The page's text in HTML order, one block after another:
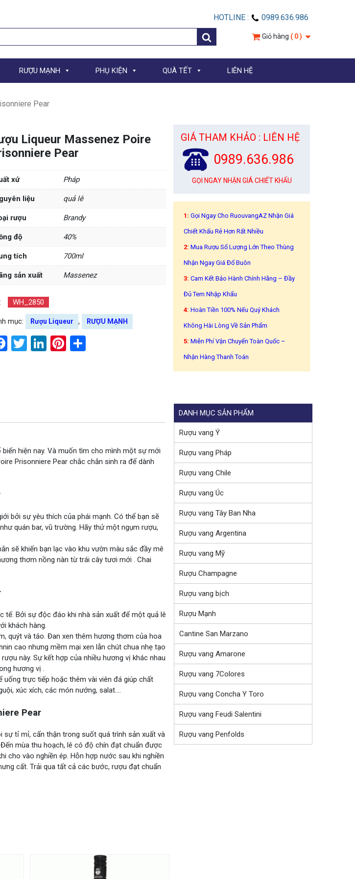
HOTLINE :
0989.636.986
Giỏ hàng ( 0 )
RƯỢU MẠNH PHỤ KIỆN QUÀ TẾT LIÊN HỆ
Pear
Liqueur Massenez Poire
Pear
xứ Pháp
liệu quả lê
rượu Brandy
độ 40%
tích 700ml
sản xuất Massenez
WH_2850
mục: Rượu Liqueur , RƯỢU MẠNH
Facebook
Twitter
LinkedIn
Pinterest
GIÁ THAM KHẢO : LIÊN HỆ
0989.636.986
GỌI NGAY NHẬN GIÁ CHIẾT KHẤU
1:Gọi Ngay Cho RuouvangAZ Nhận Giá
Chiết Khấu Rẻ Hơn Rất Nhiều
2:Mua Rượu Số Lượng Lớn Theo Thùng
Nhận Ngay Giá Đổ Buôn
3: Cam Kết Bảo Hành Chính Hãng – Đầy
Đủ Tem Nhập Khẩu
4:Hoàn Tiền 100% Nếu Quý Khách
Không Hài Lòng Về Sản Phẩm
5: Miễn Phí Vận Chuyển Toàn Quốc –
Nhận Hàng Thanh Toán
hiện nay. Và muốn tìm cho mình một sự mới
Prisonniere Pear chắc chắn sinh ra để dành
bởi sự yêu thích của phái mạnh. Có thể bạn sẽ
quán bar, vũ trường. Hãy thử một ngụm rượu,
sẽ khiến bạn lạc vào khu vườn màu sắc đầy mê
thơm nồng nàn từ trái cây tươi mới . Chai
Bởi sự độc đáo khi nhà sản xuất để một quả lê
khách hàng.
quýt và táo. Đan xen thêm hương thơm của hoa
cao nhưng mềm mại xen lẫn chút chua nhẹ tạo
này. Sự kết hợp của nhiều hương vị khác nhau
hương vị .
uống trực tiếp hoặc thêm vài viên đá giúp chất
xúc xích, các món nướng, salat….
Pear
tỉ mỉ, cẩn thận trong suốt quá trình sản xuất và
mùa thu hoạch, lê có độ chín đạt chuẩn được
cho vào nghiền ép. Hỗn hợp nước sau khi nghiền
cất. Trải qua tất cả các bước, rượu đạt chuẩn
DANH MỤC SẢN PHẨM
Rượu vang Ý
Rượu vang Pháp
Rượu vang Chile
Rượu vang Úc
Rượu vang Tây Ban Nha
Rượu vang Argentina
Rượu vang Mỹ
Rượu Champagne
Rượu vang bịch
Rượu Mạnh
Cantine San Marzano
Rượu vang Amarone
Rượu vang 7Colores
Rượu vang Concha Y Toro
Rượu vang Feudi Salentini
Rượu vang Penfolds